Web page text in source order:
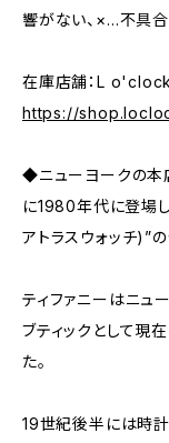
響がない、×…不具合
在庫店舗：L o'clock
https://
◆ニューヨークの本
に1980年代に登場
アトラスウォッチ)”の
ティファニーはニュ
ブティックとして現
た。
19世紀後半には時計